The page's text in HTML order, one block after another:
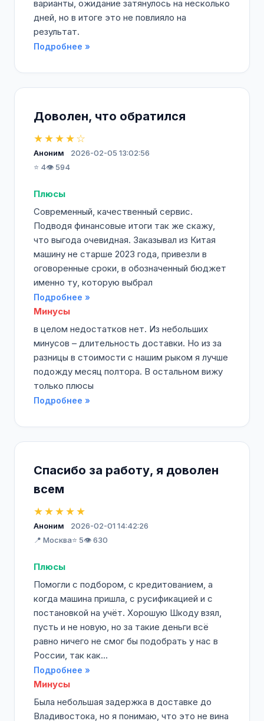
варианты, ожидание затянулось на несколько
дней, но в итоге это не повлияло на
результат.
Подробнее »
Доволен, что обратился
★★★★☆
Аноним
2026-02-05 13:02:56
⭐ 4👁️ 594
Плюсы
Современный, качественный сервис.
Подводя финансовые итоги так же скажу,
что выгода очевидная. Заказывал из Китая
машину не старше 2023 года, привезли в
оговоренные сроки, в обозначенный бюджет
именно ту, которую выбрал
Подробнее »
Минусы
в целом недостатков нет. Из небольших
минусов – длительность доставки. Но из за
разницы в стоимости с нашим рыком я лучше
подожду месяц полтора. В остальном вижу
только плюсы
Подробнее »
Спасибо за работу, я доволен
всем
★★★★★
Аноним
2026-02-01 14:42:26
📍 Москва⭐ 5👁️ 630
Плюсы
Помогли с подбором, с кредитованием, а
когда машина пришла, с русификацией и с
постановкой на учёт. Хорошую Шкоду взял,
пусть и не новую, но за такие деньги всё
равно ничего не смог бы подобрать у нас в
России, так как...
Подробнее »
Минусы
Была небольшая задержка в доставке до
Владивостока, но я понимаю, что это не вина